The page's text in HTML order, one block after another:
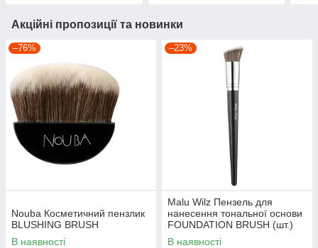
Акційні пропозиції та новинки
–76%
Nouba Косметичний пензлик
BLUSHING BRUSH
В наявності
–23%
Malu Wilz Пензель для
нанесення тональної основи
FOUNDATION BRUSH (шт.)
В наявності